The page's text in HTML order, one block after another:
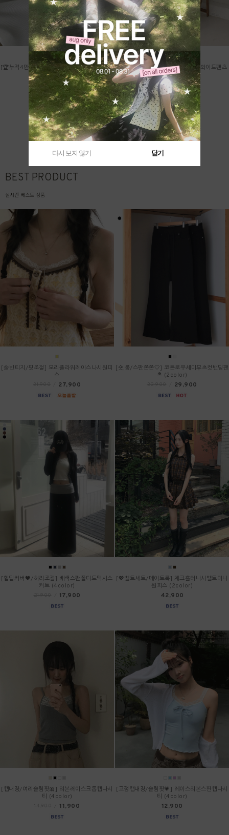
[🏆누적4만장/부유방커버/MADE] U넥골지슬
림나시티 (3color)
14,900 11,900
[~3XL/바스락🌿] 콜드핀턱뒷밴딩와이드팬츠
(3color)
39,900
더보기 +
BEST PRODUCT
실시간 베스트 상품
[🌼빈티지/핏조절] 모리플라워레이스나시원피
스
27,900
[숏,롱/스판쫀쫀🤍] 코튼로우세미부츠컷밴딩팬
츠 (2color)
29,900
[힙딥커버🖤/허리조절] 배색스판폴디드맥시스
커트 (4color)
17,900
[💖벨트세트/데이트룩] 체크홀터나시벨트미니
원피스 (2color)
42,900
[캡내장/여리슬림핏🎀] 리본레이스크롭캡나시
티 (4color)
11,900
[고정캡내장/슬림핏💗] 레이스리본스판캡나시
티 (4color)
12,900
다시 보지 않기 닫기